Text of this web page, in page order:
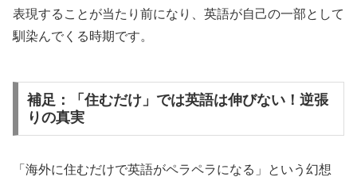
表現することが当たり前になり、英語が自己の一部として
馴染んでくる時期です。
補足：「住むだけ」では英語は伸びない！逆張
りの真実
「海外に住むだけで英語がペラペラになる」という幻想